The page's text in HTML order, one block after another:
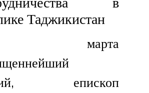
Таджикистан
марта
епископ